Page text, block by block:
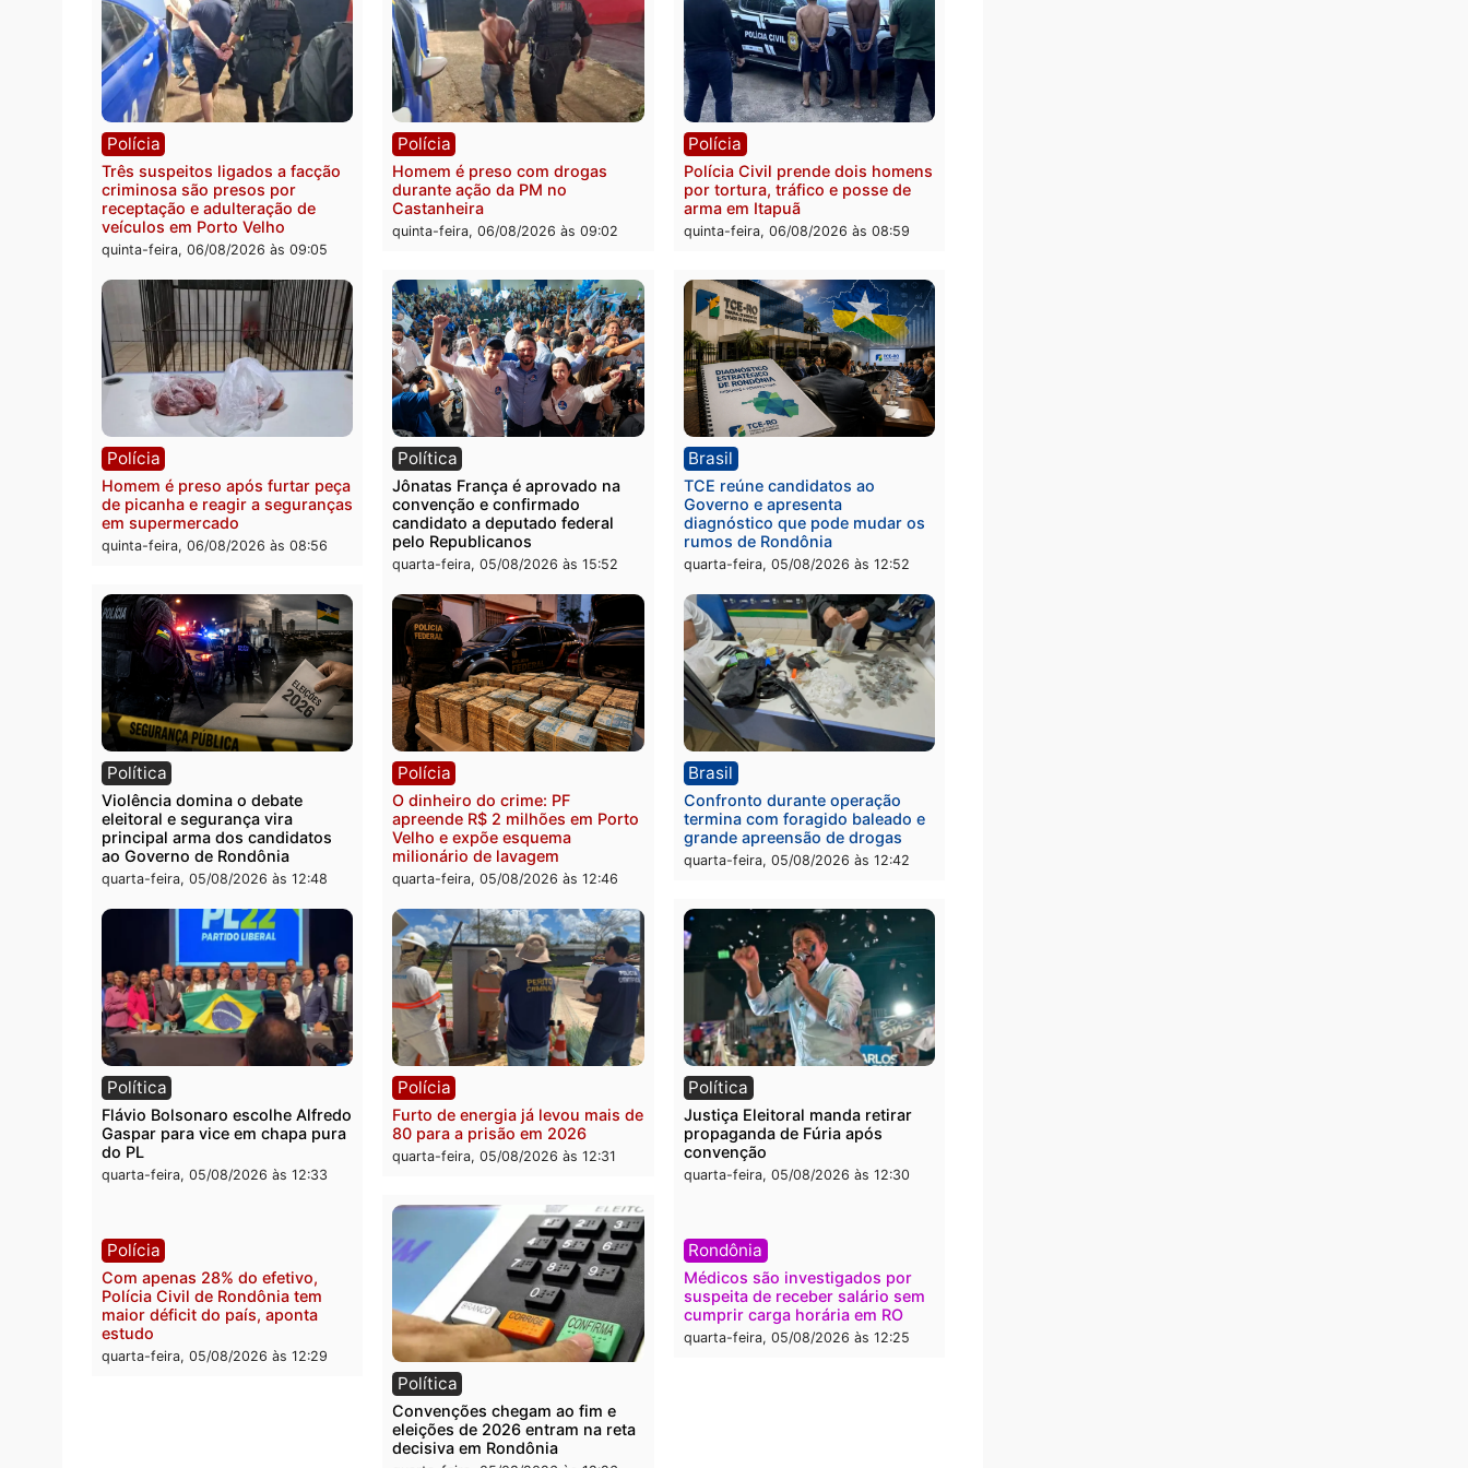
Polícia
Policiais militares recuperam
moto furtada e prendem trio na
zona Leste
quinta-feira, 06/08/2026 às 09:28
Polícia
Jovem é encontrado morto na
Rua dos Cravos e caso é
investigado pela polícia em RO
quinta-feira, 06/08/2026 às 09:26
Polícia
Homem é esfaqueado no tórax
durante briga com vizinho no
bairro Ulysses Guimarães
Polícia
Três suspeitos ligados a facção
criminosa são presos por
receptação e adulteração de
veículos em Porto Velho
quinta-feira, 06/08/2026 às 09:05
Polícia
Homem é preso com drogas
durante ação da PM no
Castanheira
quinta-feira, 06/08/2026 às 09:02
Polícia
Polícia Civil prende dois homens
por tortura, tráfico e posse de
Polícia
Homem é preso após furtar peça
de picanha e reagir a seguranças
em supermercado
quinta-feira, 06/08/2026 às 08:56
Política
Jônatas França é aprovado na
convenção e confirmado
candidato a deputado federal
pelo Republicanos
quarta-feira, 05/08/2026 às 15:52
Brasil
TCE reúne candidatos ao
diagnóstico que pode mudar os
rumos de Rondônia
quarta-feira, 05/08/2026 às 12:52
Política
Violência domina o debate
eleitoral e segurança vira
principal arma dos candidatos
ao Governo de Rondônia
Polícia
O dinheiro do crime: PF
apreende R$ 2 milhões em Porto
Velho e expõe esquema
milionário de lavagem
Confronto durante operação
termina com foragido baleado e
grande apreensão de drogas
quarta-feira, 05/08/2026 às 12:42
Polícia
Furto de energia já levou mais de